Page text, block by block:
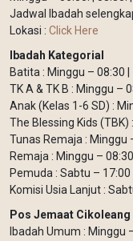
Jadwal Ibadah
Lokasi : Click Here
Ibadah Kategorial
Batita : Minggu – 08:30 |
TK A & TK B : Minggu –
Anak (Kelas 1-6 SD) :
The Blessing Kids (TBK)
Tunas Remaja : Minggu
Remaja : Minggu –
Pemuda : Sabtu –
Komisi Usia Lanjut :
Pos Jemaat Cikoleang
Ibadah Umum : Minggu